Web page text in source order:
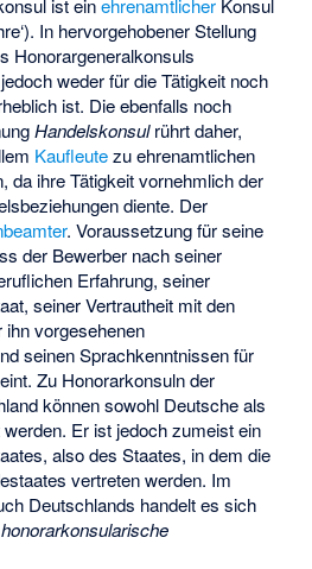
ist einehrenamtlicher Konsul
In hervorgehobener Stellung
Honorargeneralkonsuls
weder für die Tätigkeit noch
ist. Die ebenfalls noch
Handelskonsulrührt daher,
Kaufleutezu ehrenamtlichen
da ihre Tätigkeit vornehmlich der
diente. Der
. Voraussetzung für seine
der Bewerber nach seiner
Erfahrung, seiner
seiner Vertrautheit mit den
ihn vorgesehenen
seinen Sprachkenntnissen für
Zu Honorarkonsuln der
können sowohl Deutsche als
Er ist jedoch zumeist ein
also des Staates, in dem die
vertreten werden. Im
Deutschlands handelt es sich
honorarkonsularische